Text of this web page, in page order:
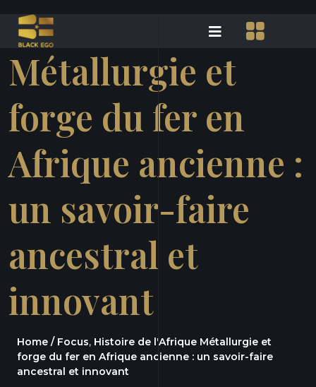
Métallurgie et
forge du fer en
Afrique ancienne :
un savoir-faire
ancestral et
innovant
Home / Focus, Histoire de l'Afrique Métallurgie et
forge du fer en Afrique ancienne : un savoir-faire
ancestral et innovant